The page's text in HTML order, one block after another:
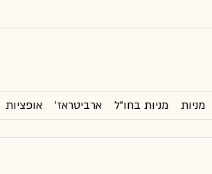
מניות מניות בחו"ל ארביטראז' אופציות